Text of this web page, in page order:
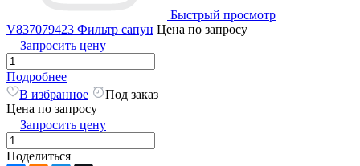
Быстрый просмотр
V837079423 Фильтр сапун Цена по запросу
Запросить цену
Подробнее
В избранное
Под заказ
Цена по запросу
Запросить цену
Поделиться